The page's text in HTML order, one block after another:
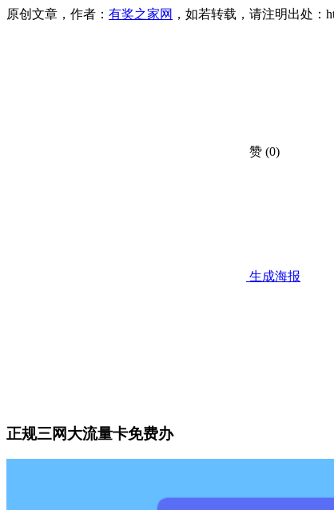
原创文章，作者： 有奖之家网 ，如若转载，请注明出处：
赞 (0)
生成海报
正规三网大流量卡免费办